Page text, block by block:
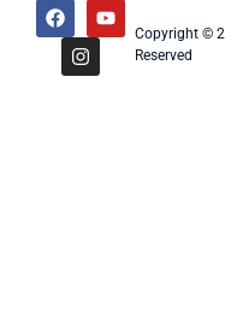
Copyright ©
Reserved